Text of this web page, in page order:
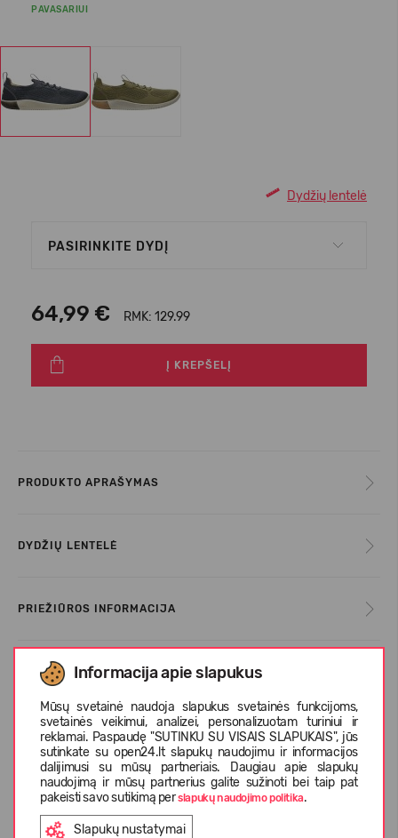
Informacija apie slapukus
Mūsų svetainė naudoja slapukus svetainės funkcijoms,
svetainės veikimui, analizei, personalizuotam turiniui ir
reklamai. Paspaudę "SUTINKU SU VISAIS SLAPUKAIS", jūs
sutinkate su open24.lt slapukų naudojimu ir informacijos
dalijimusi su mūsų partneriais. Daugiau apie slapukų
naudojimą ir mūsų partnerius galite sužinoti bei taip pat
pakeisti savo sutikimą perslapukų naudojimo politika.
Slapukų nustatymai
PAVASARIUI
Dydžių lentelė
PASIRINKITE DYDĮ
64,99 € RMK: 129.99
Į KREPŠELĮ
PRODUKTO APRAŠYMAS
DYDŽIŲ LENTELĖ
PRIEŽIŪROS INFORMACIJA
APIE KEEN
KLIENTŲ ATSILIEPIMAI (0)
Panašios prekės